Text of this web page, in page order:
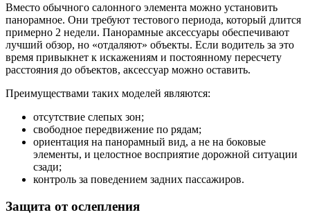
Вместо обычного салонного элемента можно установить
панорамное. Они требуют тестового периода, который длится
примерно 2 недели. Панорамные аксессуары обеспечивают
лучший обзор, но «отдаляют» объекты. Если водитель за это
время привыкнет к искажениям и постоянному пересчету
расстояния до объектов, аксессуар можно оставить.
Преимуществами таких моделей являются:
отсутствие слепых зон;
свободное передвижение по рядам;
ориентация на панорамный вид, а не на боковые
элементы, и целостное восприятие дорожной ситуации
сзади;
контроль за поведением задних пассажиров.
Защита от ослепления